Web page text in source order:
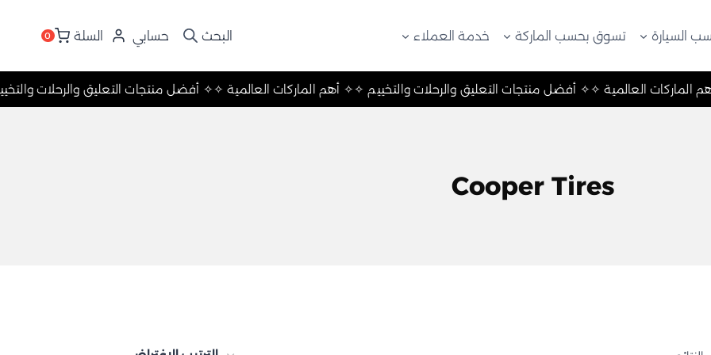
السيارة تسوق بحسب الماركة خدمة العملاء حسابي السلة 0
✧ أفضل منتجات التعليق والرحلات✧ أهم الماركات العالمية ✧✧ أفضل منتجات التعليق والرحلات والتخييم ✧✧ أهم الماركات العالمية ✧
Cooper Tires